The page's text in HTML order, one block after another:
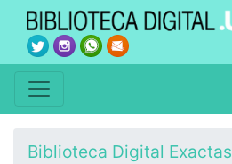
Biblioteca Digital Exactas